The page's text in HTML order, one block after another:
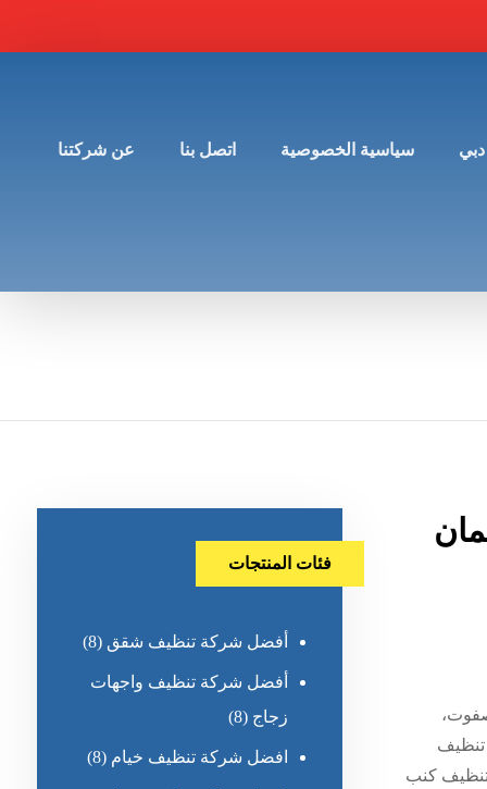
سياسية الخصوصية اتصل بنا عن شركتنا
كنب
فئات المنتجات
أفضل شركة تنظيف شقق (8)
أفضل شركة تنظيف واجهات
زجاج (8)
افضل شركة تنظيف خيام (8)